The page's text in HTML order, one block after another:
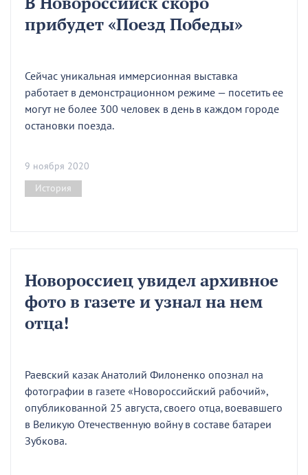
9 ноября 2020
прибудет «Поезд Победы»
Сейчас уникальная иммерсионная выставка
работает в демонстрационном режиме — посетить ее
могут не более 300 человек в день в каждом городе
остановки поезда.
История
Новороссиец увидел архивное
фото в газете и узнал на нем
отца!
Раевский казак Анатолий Филоненко опознал на
фотографии в газете «Новороссийский рабочий»,
опубликованной 25 августа, своего отца, воевавшего
в Великую Отечественную войну в составе батареи
Зубкова.